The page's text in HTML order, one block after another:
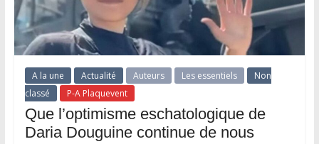
A la une Actualité Auteurs Les essentiels
Non
classé
P-A Plaquevent
Que l’optimisme eschatologique de
Daria Douguine continue de nous